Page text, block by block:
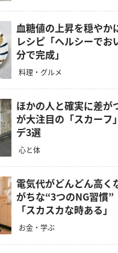
血糖値の上昇を穏やか
レシピ「ヘルシーでお
分で完成」
料理・グルメ
ほかの人と確実に差が
が大注目の「スカーフ
デ3選
心と体
電気代がどんどん高く
がちな“3つのNG習慣”
「スカスカな時ある」
お金・学ぶ